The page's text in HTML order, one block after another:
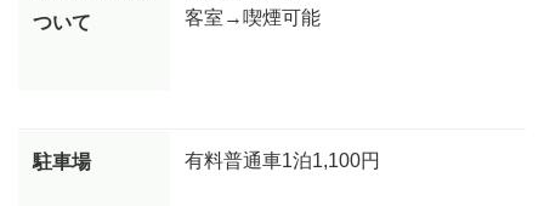
ついて
客室→喫煙可能
駐車場 有料普通車1泊1,100円